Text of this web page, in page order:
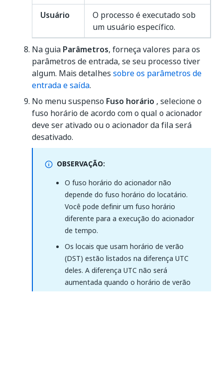
Usuário
O processo é executado sob
um usuário específico.
Na guia Parâmetros, forneça valores para os
parâmetros de entrada, se seu processo tiver
algum. Mais detalhes sobre os parâmetros de
entrada e saída.
No menu suspenso Fuso horário , selecione o
fuso horário de acordo com o qual o acionador
deve ser ativado ou o acionador da fila será
desativado.
OBSERVAÇÃO:
O fuso horário do acionador não
depende do fuso horário do locatário.
Você pode definir um fuso horário
diferente para a execução do acionador
de tempo.
Os locais que usam horário de verão
(DST) estão listados na diferença UTC
deles. A diferença UTC não será
aumentada quando o horário de verão
estiver em vigência. Por exemplo,